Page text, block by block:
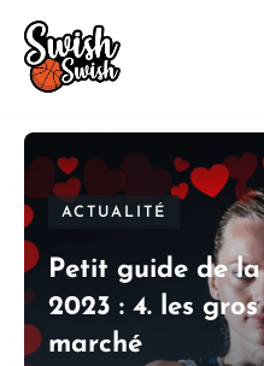
ACTUALITÉ
Petit guide de
2023 : 4. les
marché